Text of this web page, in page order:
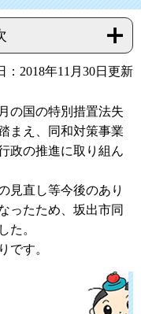
：2018年11月30日更新
の国の特別措置法失
まえ、同和対策事業
政の推進に取り組ん
見直し等今後のあり
ったため、坂出市同
た。
です。